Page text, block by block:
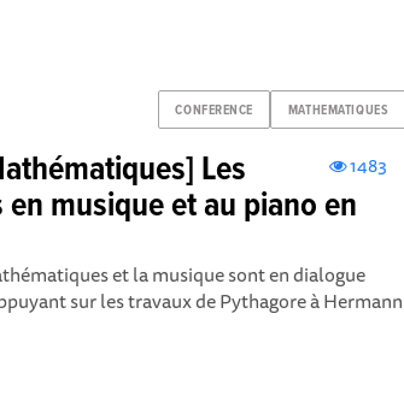
CONFERENCE MATHEMATIQUES
1483
Les
musique et au piano en
et la musique sont en dialogue
sur les travaux de Pythagore à Hermann